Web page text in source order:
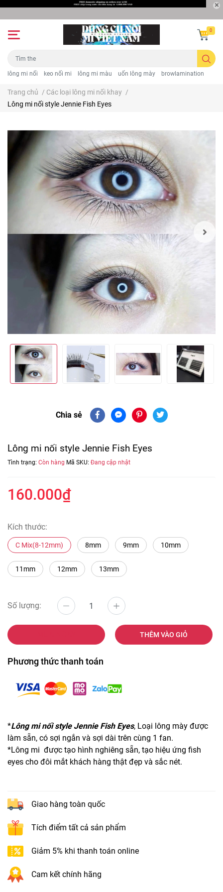
lông mi nối keo nối mi lông mi màu uốn lông mày browlamination
0
Trang chủ / Các loại lông mi nối khay /
Lông mi nối style Jennie Fish Eyes
Chia sẻ
Lông mi nối style Jennie Fish Eyes
Tình trạng: Còn hàng Mã SKU: Đang cập nhật
160.000₫
Kích thước:
C Mix(8-12mm) 8mm 9mm 10mm
11mm 12mm 13mm
Số lượng:
THÊM VÀO GIỎ
Phương thức thanh toán
*Lông mi nối style Jennie Fish Eyes, Loại lông mày được
làm sẵn, có sợi ngắn và sợi dài trên cùng 1 fan.
*Lông mi được tạo hình nghiêng sẵn, tạo hiệu ứng fish
eyes cho đôi mắt khách hàng thật đẹp và sắc nét.
Giao hàng toàn quốc
Tích điểm tất cả sản phẩm
Giảm 5% khi thanh toán online
Cam kết chính hãng